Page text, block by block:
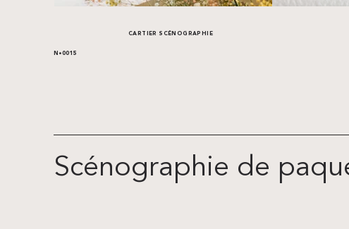
N•0015
CARTIER SCÉNOGRAPHIE
Scénographie de